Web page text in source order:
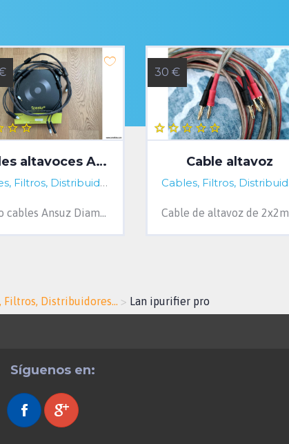
Cables altavoces Ansuz Diamond
Cables, Filtros, Distribuidores... A Coruña, Spain
Vendo cables Ansuz Diamond, absoluta referencia danesa. 2 metros de longitud y terminados en banana. En perfecto estado y con sus embalajes ...
30 €
Cable altavoz
Filtros, Distribuidores... > Lan ipurifier pro
Síguenos en: